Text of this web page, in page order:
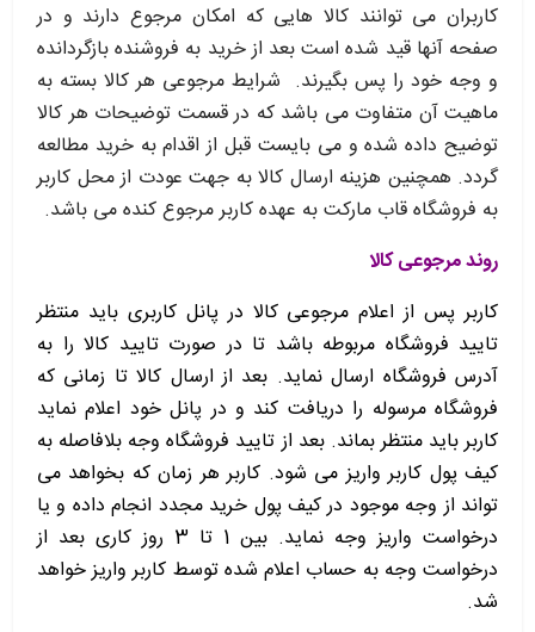
کاربران می توانند کالا هایی که امکان مرجوع دارند و در
صفحه آنها قید شده است بعد از خرید به فروشنده بازگردانده
و وجه خود را پس بگیرند. شرایط مرجوعی هر کالا بسته به
ماهیت آن متفاوت می باشد که در قسمت توضیحات هر کالا
توضیح داده شده و می بایست قبل از اقدام به خرید مطالعه
گردد. همچنین هزینه ارسال کالا به جهت عودت از محل کاربر
به فروشگاه قاب مارکت به عهده کاربر مرجوع کنده می باشد.
روند مرجوعی کالا
کاربر پس از اعلام مرجوعی کالا در پانل کاربری باید منتظر
تایید فروشگاه مربوطه باشد تا در صورت تایید کالا را به
آدرس فروشگاه ارسال نماید. بعد از ارسال کالا تا زمانی که
فروشگاه مرسوله را دریافت کند و در پانل خود اعلام نماید
کاربر باید منتظر بماند. بعد از تایید فروشگاه وجه بلافاصله به
کیف پول کاربر واریز می شود. کاربر هر زمان که بخواهد می
تواند از وجه موجود در کیف پول خرید مجدد انجام داده و یا
درخواست واریز وجه نماید. بین 1 تا 3 روز کاری بعد از
درخواست وجه به حساب اعلام شده توسط کاربر واریز خواهد
شد.